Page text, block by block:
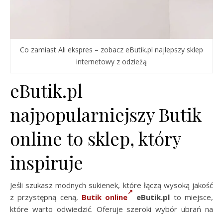
Co zamiast Ali ekspres – zobacz eButik.pl najlepszy sklep
internetowy z odzieżą
eButik.pl
najpopularniejszy Butik
online to sklep, który
inspiruje
Jeśli szukasz modnych sukienek, które łączą wysoką jakość
z przystępną ceną, Butik online eButik.pl to miejsce,
które warto odwiedzić. Oferuje szeroki wybór ubrań na